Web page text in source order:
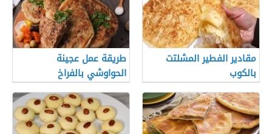
مقادير الفطير المشلتت
بالكوب
طريقة عمل عجينة
الحواوشي بالفراخ